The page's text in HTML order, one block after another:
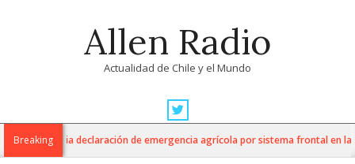
Allen Radio
Actualidad de Chile y el Mundo
Navigation
MenuBreaking
anuncia declaración de emergencia agrícola por sistema frontal en la